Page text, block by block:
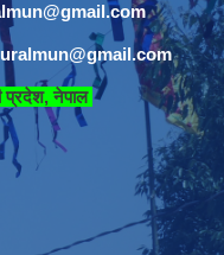
​
प्रदेश, नेपाल